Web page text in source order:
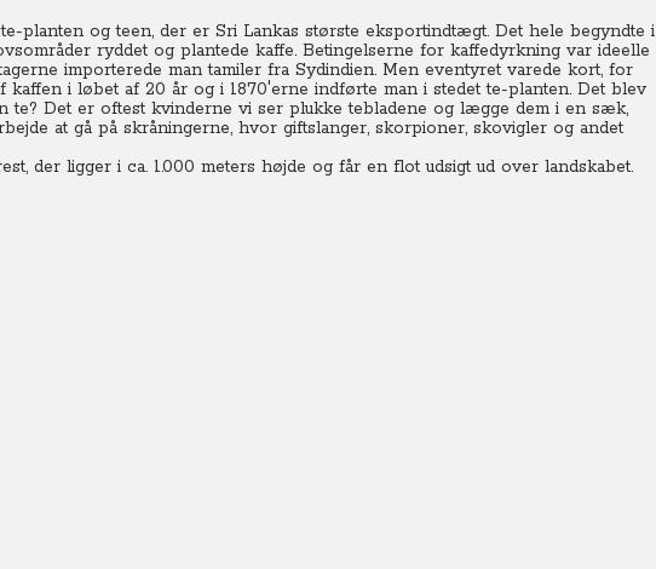
planten og teen, der er Sri Lankas største eksportindtægt. Det hele begyndte i
ryddet og plantede kaffe. Betingelserne for kaffedyrkning var ideelle
importerede man tamiler fra Sydindien. Men eventyret varede kort, for
kaffen i løbet af 20 år og i 1870'erne indførte man i stedet te-planten. Det blev
te? Det er oftest kvinderne vi ser plukke tebladene og lægge dem i en sæk,
at gå på skråningerne, hvor giftslanger, skorpioner, skovigler og andet
der ligger i ca. 1.000 meters højde og får en flot udsigt ud over landskabet.